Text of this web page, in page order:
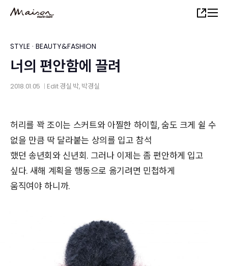
content
Share
STYLE · BEAUTY&FASHION
너의 편안함에 끌려
2018.01.05 Edit경실 박, 박경실
허리를 꽉 조이는 스커트와 아찔한 하이힐, 숨도 크게 쉴 수
없을 만큼 딱 달라붙는 상의를 입고 참석
했던 송년회와 신년회. 그러나 이제는 좀 편안하게 입고
싶다. 새해 계획을 행동으로 옮기려면 민첩하게
움직여야 하니까.